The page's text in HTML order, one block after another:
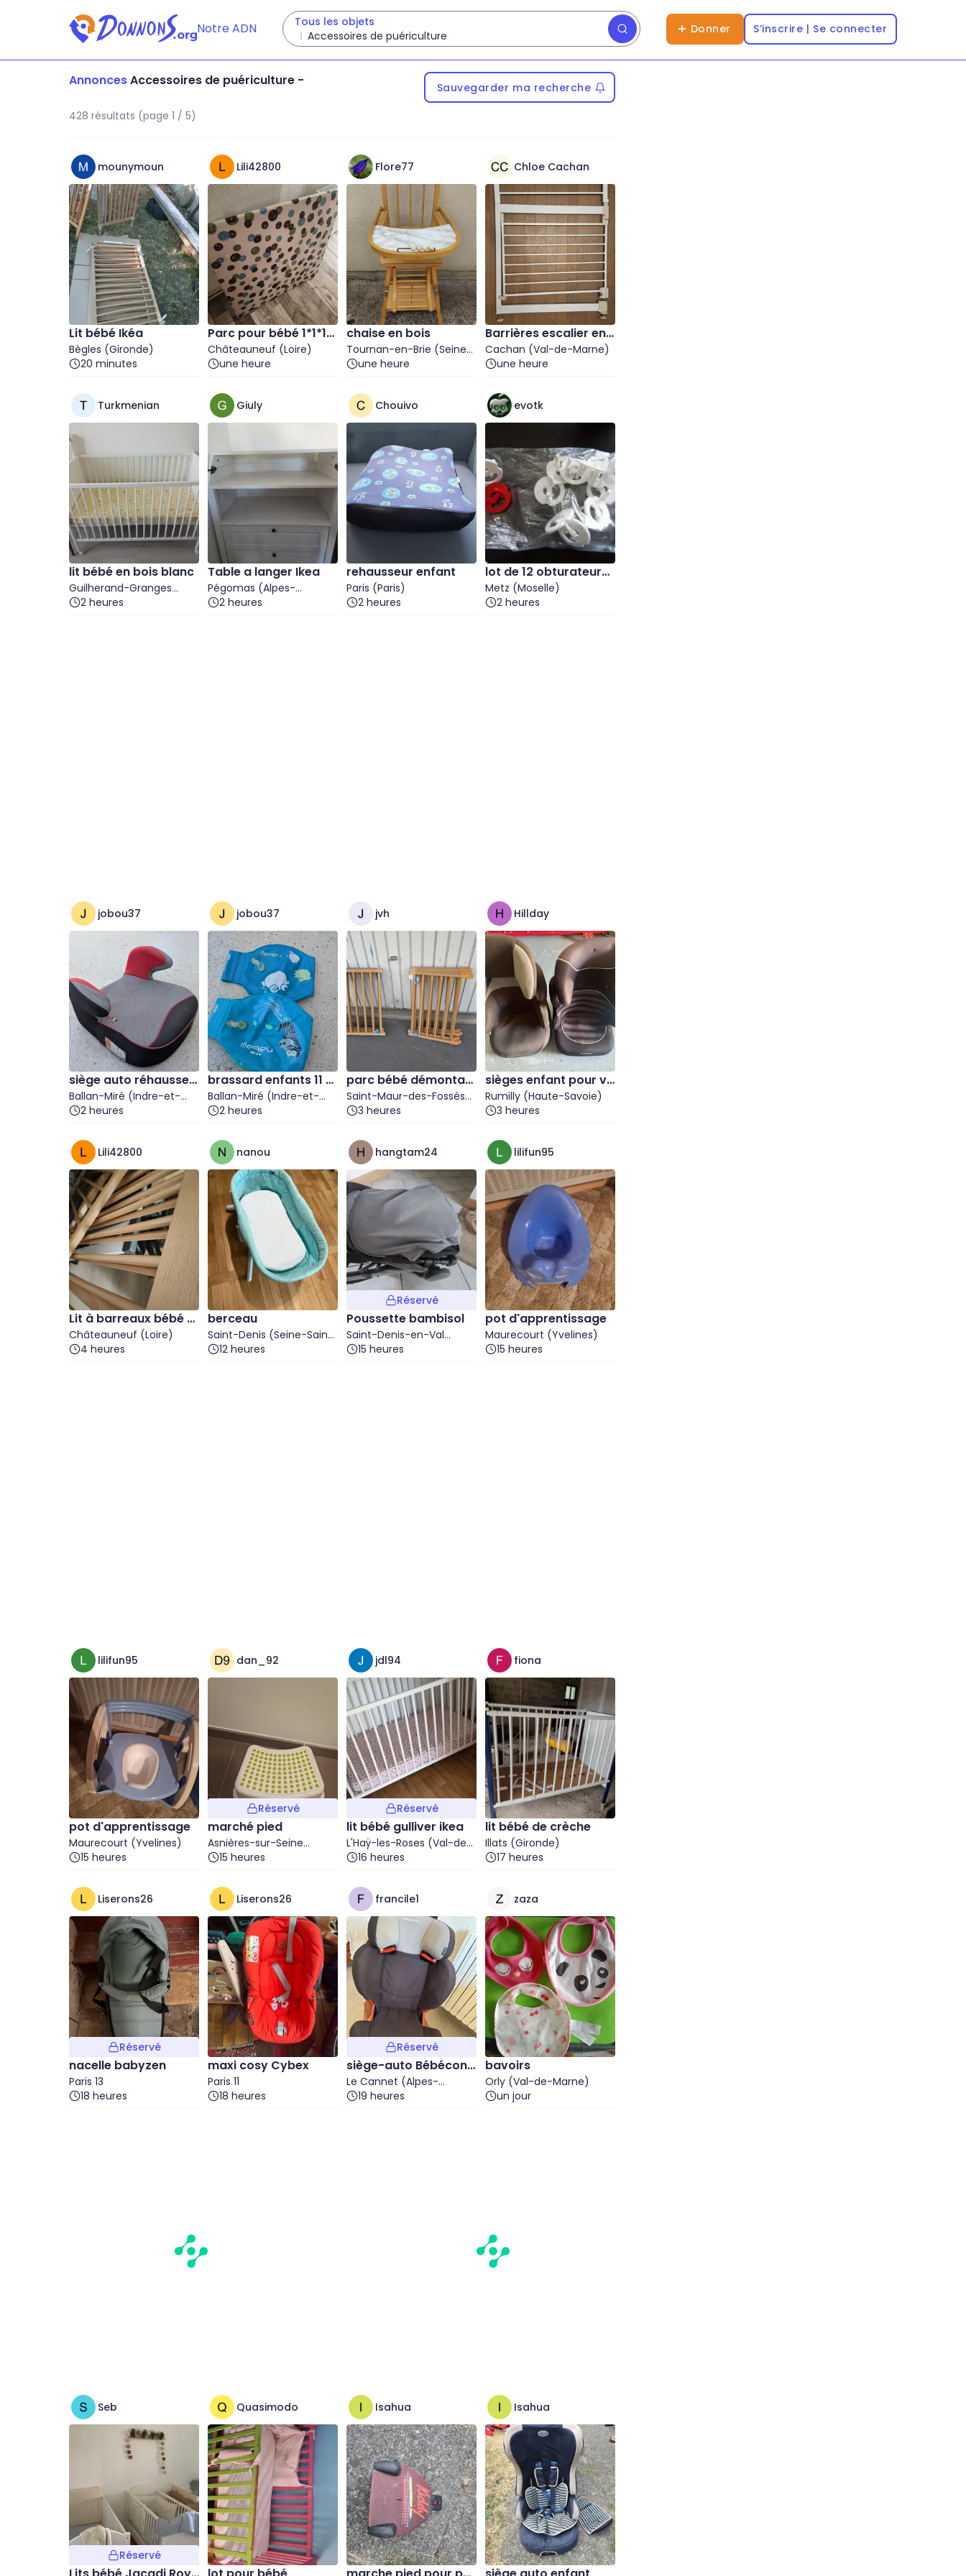
Notre ADN
Tous les objets
Accessoires de puériculture
Donner S’inscrire | Se connecter
AnnoncesAccessoires de puériculture -
Sauvegarder ma recherche
428 résultats (page 1 / 5)
mounymoun
Lit bébé Ikéa
Bègles (Gironde)
20 minutes
Lili42800
Parc pour bébé 1*1*1*1
m
Châteauneuf (Loire)
une heure
Flore77
chaise en bois
Tournan-en-Brie (Seine-
et-Marne)
une heure
Chloe Cachan
Barrières escalier enf
ants
Cachan (Val-de-Marne)
une heure
Turkmenian
lit bébé en bois blanc
Guilherand-Granges
(Ardèche)
2 heures
Giuly
Table a langer Ikea
Pégomas (Alpes-
Maritimes)
2 heures
Chouivo
rehausseur enfant
Paris (Paris)
2 heures
evotk
lot de 12 obturateurs
de prise
Metz (Moselle)
2 heures
jobou37
siège auto réhausseu
r 15-36kg
Ballan-Miré (Indre-et-
Loire)
2 heures
jobou37
brassard enfants 11 à
30kg
Ballan-Miré (Indre-et-
Loire)
2 heures
jvh
parc bébé démontabl
e
Saint-Maur-des-Fossés
(Val-de-Marne)
3 heures
Hillday
sièges enfant pour vo
iture
Rumilly (Haute-Savoie)
3 heures
Lili42800
Lit à barreaux bébé t
aille 120*60 en bois
Châteauneuf (Loire)
4 heures
nanou
berceau
Saint-Denis (Seine-Saint-
Denis)
12 heures
hangtam24
Réservé
Poussette bambisol
Saint-Denis-en-Val
(Loiret)
15 heures
lilifun95
pot d'apprentissage
Maurecourt (Yvelines)
15 heures
lilifun95
pot d'apprentissage
Maurecourt (Yvelines)
15 heures
dan_92
Réservé
marché pied
Asnières-sur-Seine
(Hauts-de-Seine)
15 heures
jdl94
Réservé
lit bébé gulliver ikea
L'Haÿ-les-Roses (Val-de-
Marne)
16 heures
fiona
lit bébé de crèche
Illats (Gironde)
17 heures
Liserons26
Réservé
nacelle babyzen
Paris 13
18 heures
Liserons26
maxi cosy Cybex
Paris 11
18 heures
francile1
Réservé
siège-auto Bébéconf
ort
Le Cannet (Alpes-
Maritimes)
19 heures
zaza
bavoirs
Orly (Val-de-Marne)
un jour
Seb
Réservé
Quasimodo Isahua Isahua